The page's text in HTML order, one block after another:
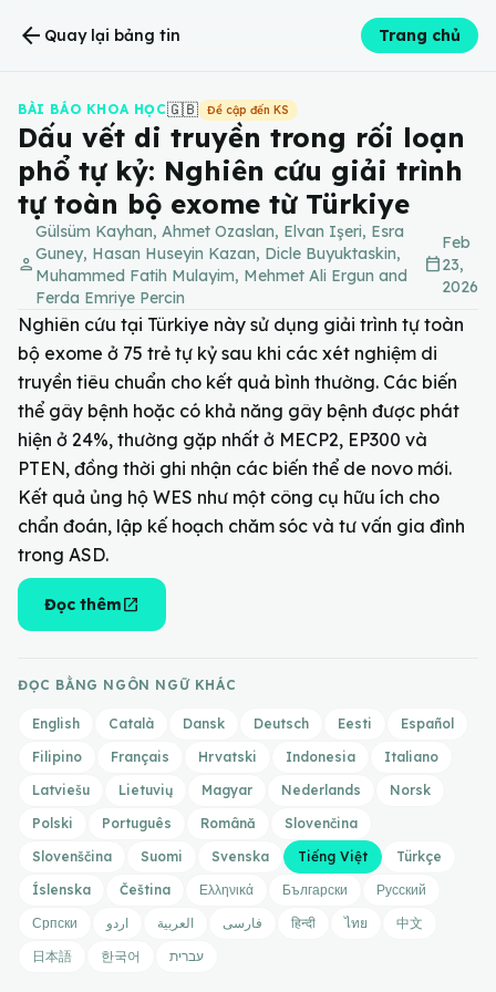
arrow_back Quay lại bảng tin Trang chủ
BÀI BÁO KHOA HỌC🇬🇧 Đề cập đến KS
Dấu vết di truyền trong rối loạn
phổ tự kỷ: Nghiên cứu giải trình
tự toàn bộ exome từ Türkiye
person
Gülsüm Kayhan, Ahmet Ozaslan, Elvan Işeri, Esra
Guney, Hasan Huseyin Kazan, Dicle Buyuktaskin,
Muhammed Fatih Mulayim, Mehmet Ali Ergun and
Ferda Emriye Percin
calendar_today
Feb
23,
2026
Nghiên cứu tại Türkiye này sử dụng giải trình tự toàn
bộ exome ở 75 trẻ tự kỷ sau khi các xét nghiệm di
truyền tiêu chuẩn cho kết quả bình thường. Các biến
thể gây bệnh hoặc có khả năng gây bệnh được phát
hiện ở 24%, thường gặp nhất ở MECP2, EP300 và
PTEN, đồng thời ghi nhận các biến thể de novo mới.
Kết quả ủng hộ WES như một công cụ hữu ích cho
chẩn đoán, lập kế hoạch chăm sóc và tư vấn gia đình
trong ASD.
Đọc thêmopen_in_new
ĐỌC BẰNG NGÔN NGỮ KHÁC
English Català Dansk Deutsch Eesti
Español
Filipino
Français Hrvatski Indonesia
Italiano
Latviešu
Lietuvių Magyar Nederlands
Norsk
Polski
Português Română
Slovenčina
Slovenščina
Suomi Svenska Tiếng Việt
Türkçe
Íslenska
Čeština Ελληνικά Български
Русский
Српски
اردو العربية فارسی हिन्दी ไทย
中文
日本語
한국어 עברית